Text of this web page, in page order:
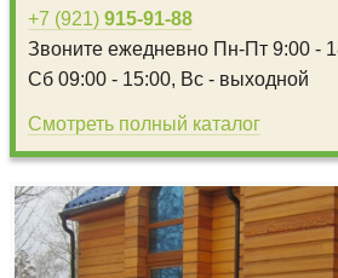
+7 (921) 915-91-88
Звоните ежедневно Пн-Пт 9:00 -
Сб 09:00 - 15:00, Вс - выходной
Смотреть полный каталог